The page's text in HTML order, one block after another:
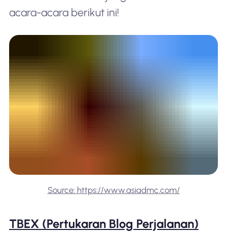
acara-acara berikut ini!
Source: https://www.asiadmc.com/
TBEX (Pertukaran Blog Perjalanan)